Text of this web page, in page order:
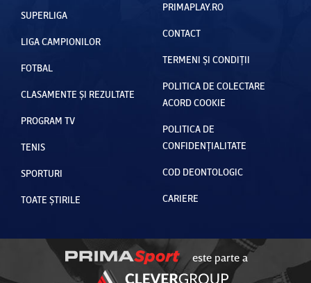
SUPERLIGA
LIGA CAMPIONILOR
FOTBAL
CLASAMENTE ȘI REZULTATE
PROGRAM TV
TENIS
SPORTURI
TOATE ȘTIRILE
PRIMAPLAY.RO
CONTACT
TERMENI ȘI CONDIȚII
POLITICA DE COLECTARE
ACORD COOKIE
POLITICA DE
CONFIDENȚIALITATE
COD DEONTOLOGIC
CARIERE
este parte a